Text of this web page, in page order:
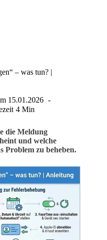
– was tun? |
15.01.2026
4 Min
die Meldung
und welche
Problem zu beheben.